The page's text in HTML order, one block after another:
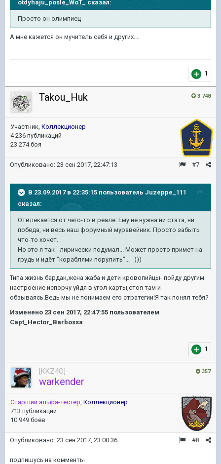
otdyhaju_posle_WoT_ сказал:
Просто он олимпиец
А мне кажется он мучитель себя и других....
1
3 748
Takou_Huk
Участник, Коллекционер
4 236 публикаций
23 274 боя
#7
Опубликовано: 23 сен 2017, 22:47:13
В 23.09.2017 в 22:35:15 пользователь Juzeppe_111
сказал:
Отвлекается от чего-то в реале. Ему не нужна ни стата, ни
победа, ни весь наш форумный муравейник. Просто забыть
что-то хочет.
Но это я так - лирически подумал... Может просто примет на
грудь и идёт "кораблями порулить"... )))
Типа жизнь бардак,жена жаба и дети кровопийцы- пойду другим
настроение испорчу уйдя в угол карты,стоя там и
обзываясь.Ведь мы не понимаем его стратегии!Я так понял тебя?
Изменено 23 сен 2017, 22:47:55 пользователем
Capt_Hector_Barbossa
1
357
[KKZ4O]
warkender
Старший альфа-тестер Коллекционер
713 публикации
10 949 боёв
#8
Опубликовано: 23 сен 2017, 23:00:36
подпишусь на комменты